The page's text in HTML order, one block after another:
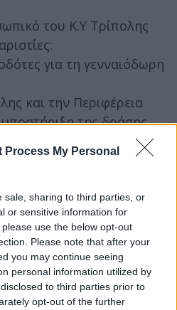
Process My Personal
sale, sharing to third parties, or
or sensitive information for
use the below opt-out
Please note that after your
you may continue seeing
personal information utilized by
to third parties prior to
opt-out of the further
του Κ.Υ Τρίπολης
για τη γενναιόδωρη
και την Περιφέρεια
της δράσης.
Τρίπολης για την
επιστημονική του